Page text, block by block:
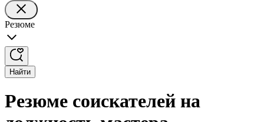
Резюме
Найти
Резюме соискателей на